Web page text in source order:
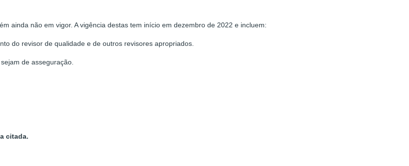
ainda não em vigor. A vigência destas tem início em dezembro de 2022 e incluem:
do revisor de qualidade e de outros revisores apropriados.
de asseguração.
citada.